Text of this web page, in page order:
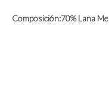
Composición:70% Lana